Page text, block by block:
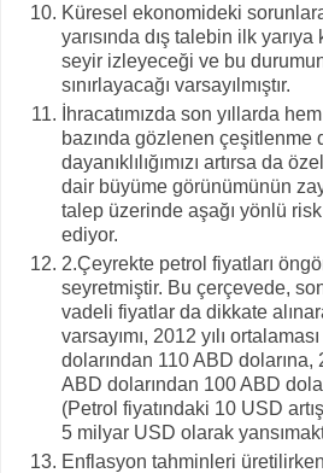
Küresel ekonomideki
yarısında dış talebin ilk
seyir izleyeceği ve bu
sınırlayacağı varsayılmıştır.
İhracatımızda son yıllarda
bazında gözlenen çeşitlenme
dayanıklılığımızı artırsa da
dair büyüme görünümünün
talep üzerinde aşağı yönlü
ediyor.
2.Çeyrekte petrol fiyatları
seyretmiştir. Bu çerçevede,
vadeli fiyatlar da dikkate
varsayımı, 2012 yılı
dolarından 110 ABD dolarına,
ABD dolarından 100 ABD
(Petrol fiyatındaki 10 USD
5 milyar USD olarak
Enflasyon tahminleri